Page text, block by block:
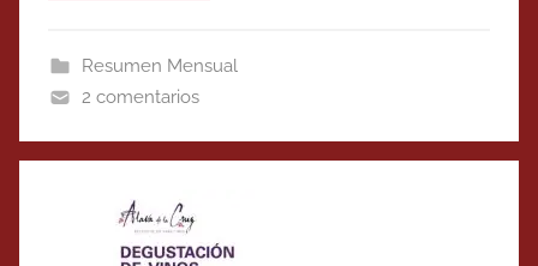
Resumen Mensual
2 comentarios